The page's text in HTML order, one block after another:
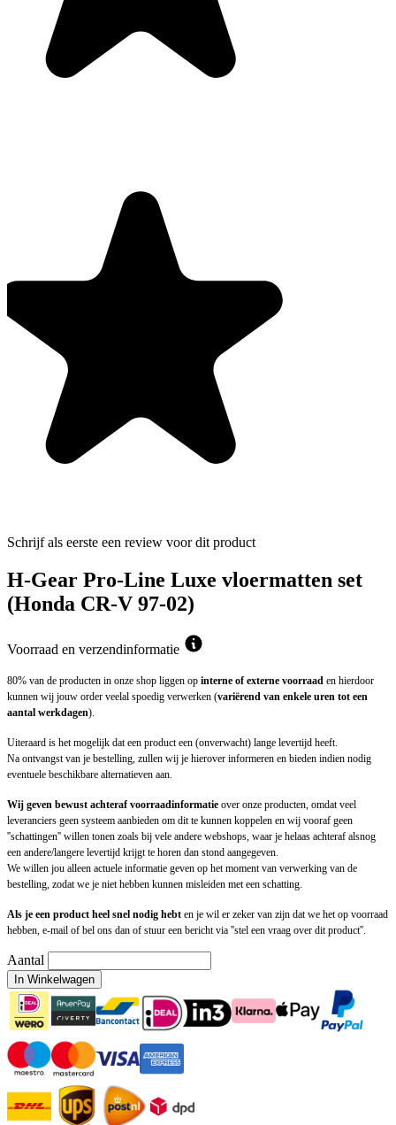
Schrijf als eerste een review voor dit product
H-Gear Pro-Line Luxe vloermatten set
(Honda CR-V 97-02)
Voorraad en verzendinformatie
80% van de producten in onze shop liggen op interne of externe voorraad en hierdoor
kunnen wij jouw order veelal spoedig verwerken (variërend van enkele uren tot een
aantal werkdagen).
Uiteraard is het mogelijk dat een product een (onverwacht) lange levertijd heeft.
Na ontvangst van je bestelling, zullen wij je hierover informeren en bieden indien nodig
eventuele beschikbare alternatieven aan.
Wij geven bewust achteraf voorraadinformatie over onze producten, omdat veel
leveranciers geen systeem aanbieden om dit te kunnen koppelen en wij vooraf geen
''schattingen'' willen tonen zoals bij vele andere webshops, waar je helaas achteraf alsnog
een andere/langere levertijd krijgt te horen dan stond aangegeven.
We willen jou alleen actuele informatie geven op het moment van verwerking van de
bestelling, zodat we je niet hebben kunnen misleiden met een schatting.
Als je een product heel snel nodig hebt en je wil er zeker van zijn dat we het op voorraad
hebben, e-mail of bel ons dan of stuur een bericht via ''stel een vraag over dit product''.
Aantal
In Winkelwagen